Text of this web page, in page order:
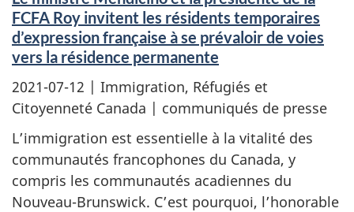
FCFA Roy invitent les résidents temporaires
d’expression française à se prévaloir de voies
vers la résidence permanente
2021-07-12 | Immigration, Réfugiés et
Citoyenneté Canada | communiqués de presse
L’immigration est essentielle à la vitalité des
communautés francophones du Canada, y
compris les communautés acadiennes du
Nouveau-Brunswick. C’est pourquoi, l’honorable